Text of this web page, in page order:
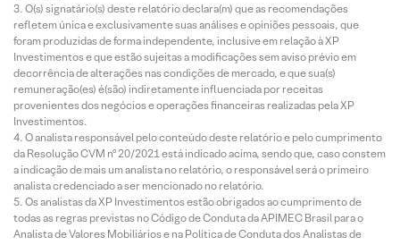
O(s) signatário(s) deste relatório declara(m) que as recomendações
refletem única e exclusivamente suas análises e opiniões pessoais, que
foram produzidas de forma independente, inclusive em relação à XP
Investimentos e que estão sujeitas a modificações sem aviso prévio em
decorrência de alterações nas condições de mercado, e que sua(s)
remuneração(es) é(são) indiretamente influenciada por receitas
provenientes dos negócios e operações financeiras realizadas pela XP
Investimentos.
O analista responsável pelo conteúdo deste relatório e pelo cumprimento
da Resolução CVM nº 20/2021 está indicado acima, sendo que, caso constem
a indicação de mais um analista no relatório, o responsável será o primeiro
analista credenciado a ser mencionado no relatório.
Os analistas da XP Investimentos estão obrigados ao cumprimento de
todas as regras previstas no Código de Conduta da APIMEC Brasil para o
Analista de Valores Mobiliários e na Política de Conduta dos Analistas de